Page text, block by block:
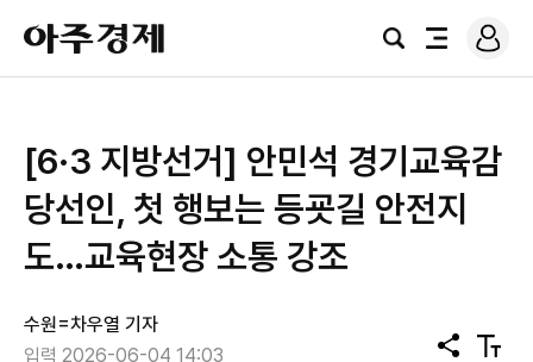
아
주
경
검
전
로
그
[6·3 지방선거] 안민석 경기교육감
당선인, 첫 행보는 등굣길 안전지
도…교육현장 소통 강조
수원=차우열 기자
입력 2026-06-04 14:03
공
텍